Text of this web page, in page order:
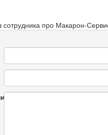
сотрудника про Макарон-